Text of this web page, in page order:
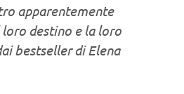
apparentemente
destino e la loro
bestseller di Elena